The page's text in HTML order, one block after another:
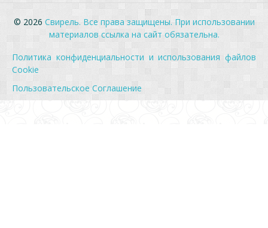
© 2026 Свирель. Все права защищены. При использовании
материалов ссылка на сайт обязательна.
Политика конфиденциальности и использования файлов
Cookie
Пользовательское Соглашение